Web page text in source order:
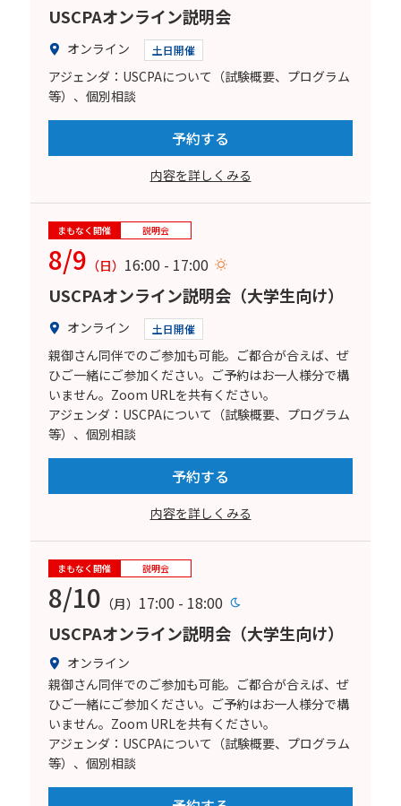
USCPAオンライン説明会
オンライン 土日開催
アジェンダ：USCPAについて（試験概要、プログラム
等）、個別相談
予約する
内容を詳しくみる
まもなく開催 説明会
8/9 （日） 16:00 - 17:00
USCPAオンライン説明会（大学生向け）
オンライン 土日開催
親御さん同伴でのご参加も可能。ご都合が合えば、ぜ
ひご一緒にご参加ください。ご予約はお一人様分で構
いません。Zoom URLを共有ください。
アジェンダ：USCPAについて（試験概要、プログラム
等）、個別相談
予約する
内容を詳しくみる
まもなく開催 説明会
8/10 （月） 17:00 - 18:00
USCPAオンライン説明会（大学生向け）
オンライン
親御さん同伴でのご参加も可能。ご都合が合えば、ぜ
ひご一緒にご参加ください。ご予約はお一人様分で構
いません。Zoom URLを共有ください。
アジェンダ：USCPAについて（試験概要、プログラム
等）、個別相談